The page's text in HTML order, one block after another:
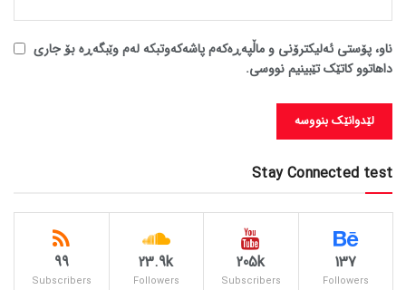
ناو، پۆستی ئەلیکترۆنی و ماڵپەڕەکەم پاشەکەوتبکە لەم وێبگەڕە بۆ جاری
داهاتوو کاتێک تێبینیم نووسی.
Stay Connected test
137
Followers
205k
Subscribers
23.9k
Followers
99
Subscribers